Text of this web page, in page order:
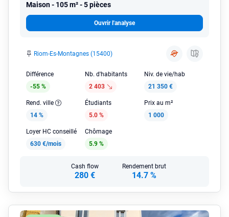
Maison 105 m² - 5 pièces
Ouvrir l'analyse
Riom-Es-Montagnes (15400)
Différence
-55 %
Nb. d'habitants
2 403
Niv. de vie/hab
21 350 €
Rend. ville
14 %
Étudiants
5.0 %
Prix au m²
1 000
Loyer HC conseillé
630 €/mois
Chômage
5.9 %
Cash flow
280 €
Rendement brut
14.7 %